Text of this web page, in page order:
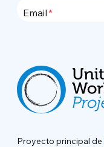
Email
Proyecto principal de